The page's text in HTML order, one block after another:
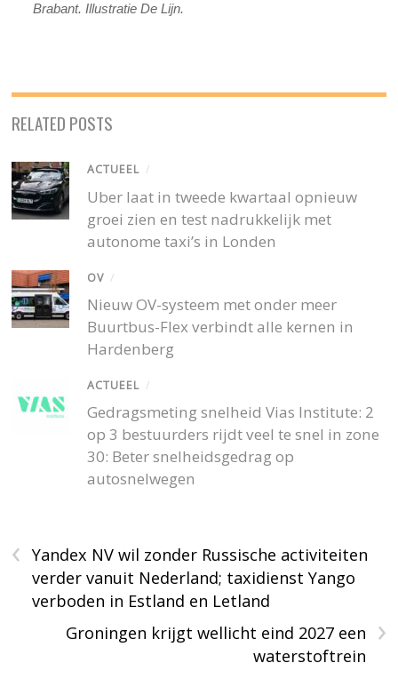
Brabant. Illustratie De Lijn.
RELATED POSTS
ACTUEEL /
Uber laat in tweede kwartaal opnieuw
groei zien en test nadrukkelijk met
autonome taxi’s in Londen
OV /
Nieuw OV-systeem met onder meer
Buurtbus-Flex verbindt alle kernen in
Hardenberg
ACTUEEL /
Gedragsmeting snelheid Vias Institute: 2
op 3 bestuurders rijdt veel te snel in zone
30: Beter snelheidsgedrag op
autosnelwegen
‹
Yandex NV wil zonder Russische activiteiten
verder vanuit Nederland; taxidienst Yango
verboden in Estland en Letland
›
Groningen krijgt wellicht eind 2027 een
waterstoftrein